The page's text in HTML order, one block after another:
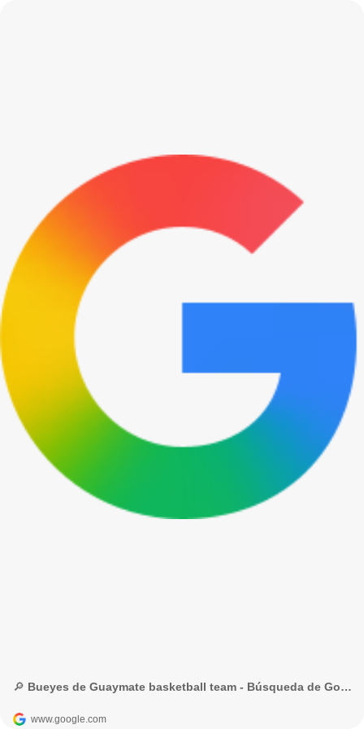
🔎 Bueyes de Guaymate basketball team - Búsqueda de Google
www.google.com